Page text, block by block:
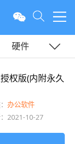
硬件
权版(内附永久
办公软件
2021-10-27